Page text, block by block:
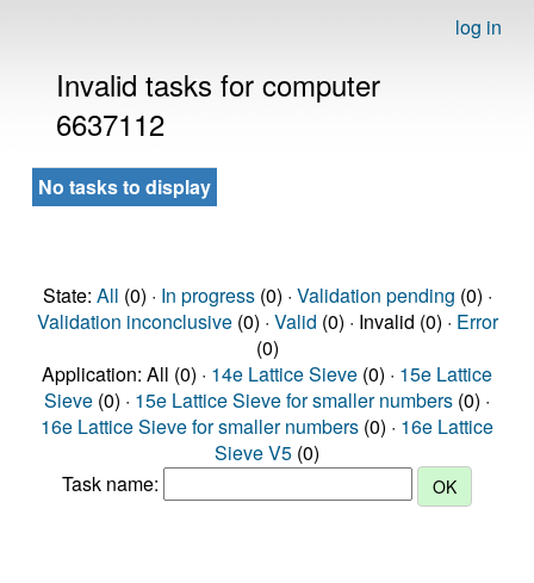
log in
Invalid tasks for computer
6637112
No tasks to display
State: All (0) · In progress(0) · Validation pending (0) ·
Validation inconclusive(0) · Valid (0) · Invalid (0) · Error
(0)
Application: All (0) · 14e Lattice Sieve (0) · 15e Lattice
Sieve (0) · 15e Lattice Sieve for smaller numbers (0) ·
16e Lattice Sieve for smaller numbers (0) · 16e Lattice
Sieve V5 (0)
Task name: